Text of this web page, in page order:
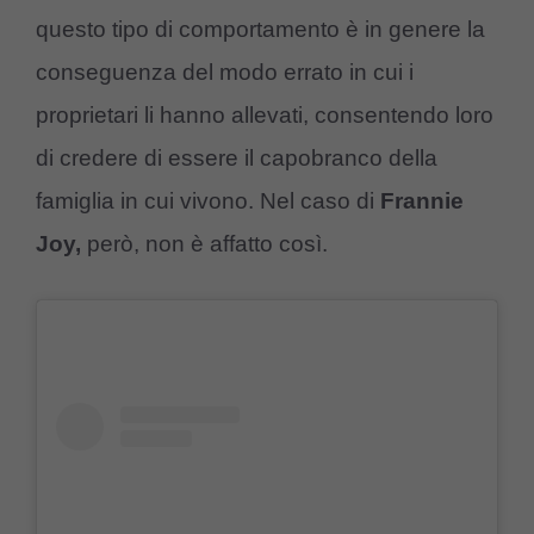
questo tipo di comportamento è in genere la
conseguenza del modo errato in cui i
proprietari li hanno allevati, consentendo loro
di credere di essere il capobranco della
famiglia in cui vivono. Nel caso di Frannie
Joy, però, non è affatto così.